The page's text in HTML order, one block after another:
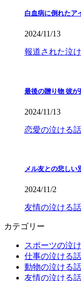
白血病に倒れた
2024/11/13
報道された泣
最後の贈り物 彼が
2024/11/13
恋愛の泣ける話
メル友との悲しい
2024/11/2
友情の泣ける話
カテゴリー
スポーツの泣
仕事の泣ける
動物の泣ける
友情の泣ける